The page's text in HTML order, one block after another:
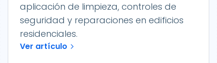
aplicación de limpieza, controles de
seguridad y reparaciones en edificios
residenciales.
Ver artículo